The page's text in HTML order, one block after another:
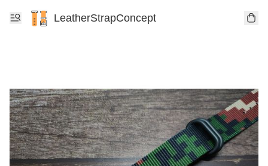
LeatherStrapConcept